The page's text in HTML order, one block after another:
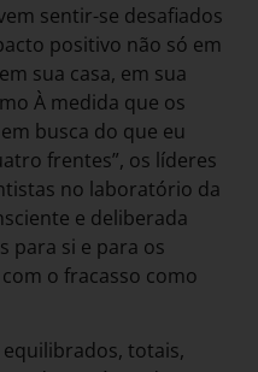
sentir-se desafiados
positivo não só em
sua casa, em sua
À medida que os
busca do que eu
frentes”, os líderes
no laboratório da
e deliberada
para si e para os
o fracasso como
totais,